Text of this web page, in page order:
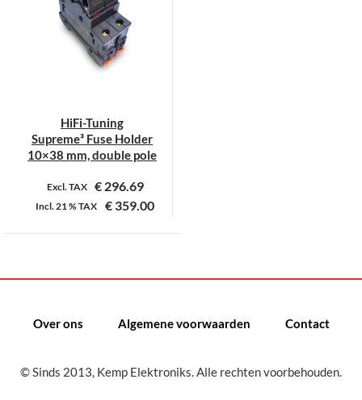
HiFi-Tuning
Supreme³ Fuse Holder
10×38 mm, double pole
Excl. TAX €296.69
Incl.21 %TAX € 359.00
Dit
kan
Over ons Algemene voorwaarden Contact
© Sinds 2013, Kemp Elektroniks. Alle rechten voorbehouden.